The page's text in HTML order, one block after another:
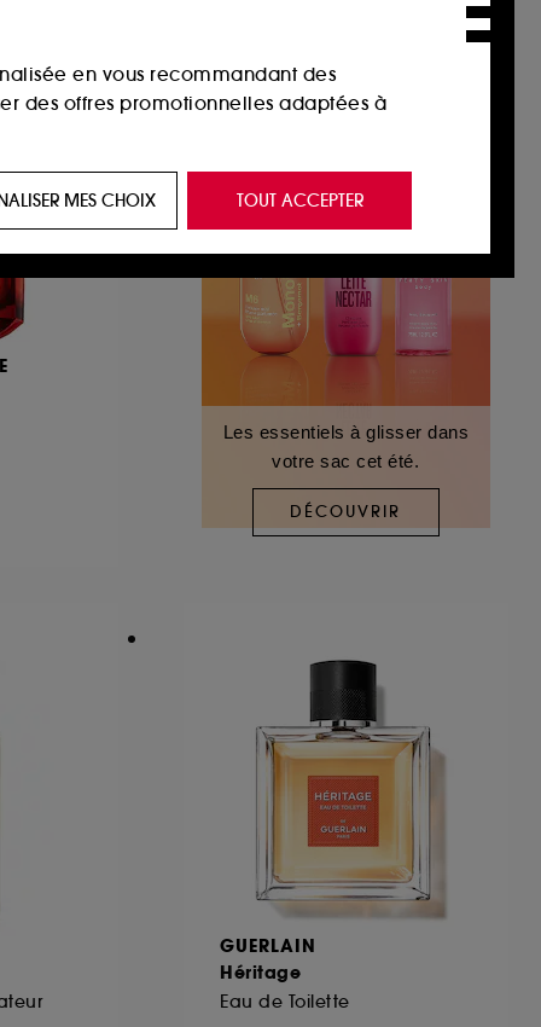
Les essentiels à glisser dans
votre sac cet été.
DÉCOUVRIR
GUERLAIN
Héritage
Eau de Toilette
en vous recommandant des
des offres promotionnelles adaptées à
vous plaire via des publicités, y compris
navigation sur notre site afin d’en
fraudes aux moyens de paiement et les
du site, tel que les cookies
d’accéder à votre compte lors
personnaliser vos choix concernant
Sephora pourra associer les
collectées ou générées lors
Voous pouvez à tout moment choisir
TOUT ACCEPTER
MES CHOIX